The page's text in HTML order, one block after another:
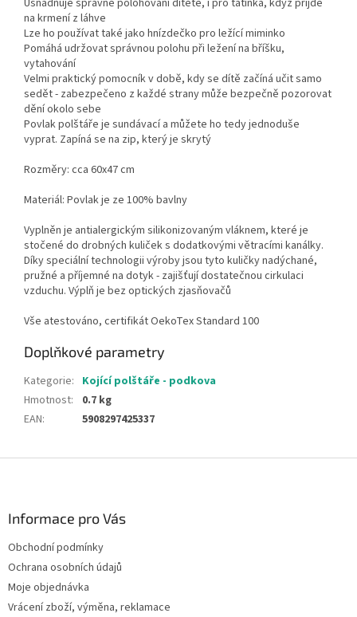
Usnadňuje správné polohování dítěte, i pro tatínka, když přijde
na krmení z láhve
Lze ho používat také jako hnízdečko pro ležící miminko
Pomáhá udržovat správnou polohu při ležení na bříšku,
vytahování
Velmi praktický pomocník v době, kdy se dítě začíná učit samo
sedět - zabezpečeno z každé strany může bezpečně pozorovat
dění okolo sebe
Povlak polštáře je sundávací a můžete ho tedy jednoduše
vyprat. Zapíná se na zip, který je skrytý
Rozměry: cca 60x47 cm
Materiál: Povlak je ze 100% bavlny
Vyplněn je antialergickým silikonizovaným vláknem, které je
stočené do drobných kuliček s dodatkovými větracími kanálky.
Díky speciální technologii výroby jsou tyto kuličky nadýchané,
pružné a příjemné na dotyk - zajišťují dostatečnou cirkulaci
vzduchu. Výplň je bez optických zjasňovačů
Vše atestováno, certifikát OekoTex Standard 100
Doplňkové parametry
Kategorie: Kojící polštáře - podkova
Hmotnost:
0.7 kg
EAN: 5908297425337
Informace pro Vás
Obchodní podmínky
Ochrana osobních údajů
Moje objednávka
Vrácení zboží, výměna, reklamace